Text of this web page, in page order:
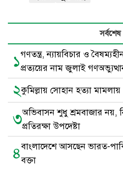
সর্বশেষ
১গণতন্ত্র, ন্যায়বিচার ও
প্রত্যয়ের নাম জুলাই
২কুমিল্লায় সোহান হত্যা
৩অভিবাসন শুধু শ্রমবাজার নয়,
প্রতিরক্ষা উপদেষ্টা
৪বাংলাদেশে আসছেন ভারত-
বক্তা